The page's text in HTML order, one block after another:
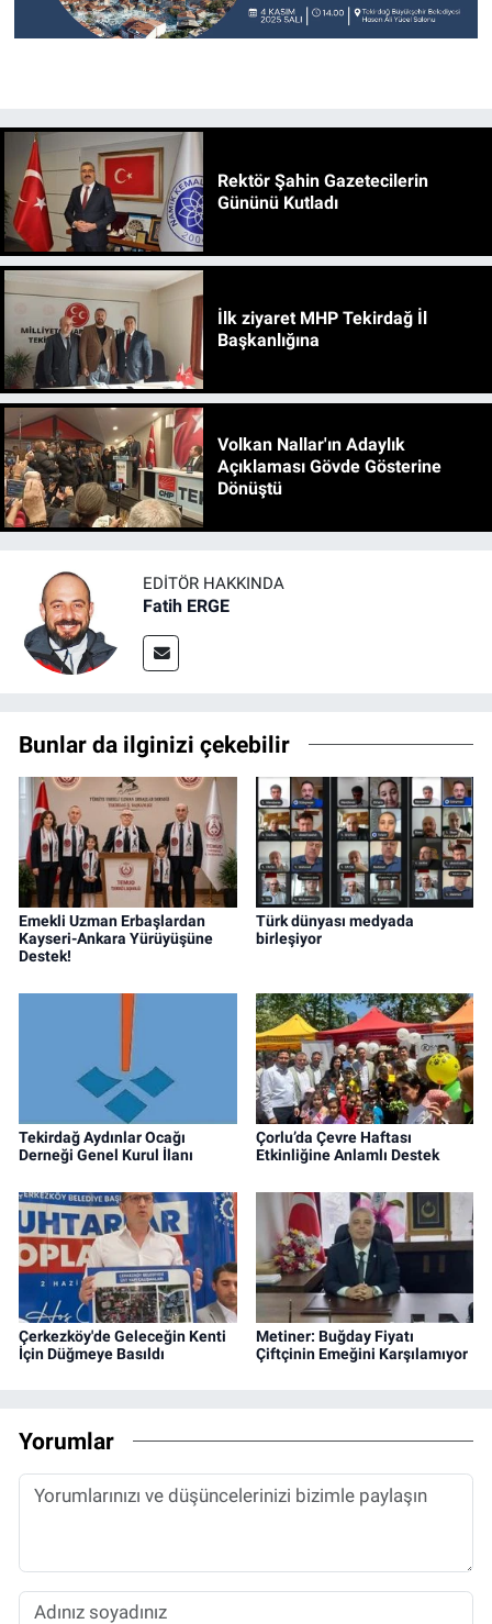
Rektör Şahin Gazetecilerin
Gününü Kutladı
İlk ziyaret MHP Tekirdağ İl
Başkanlığına
Volkan Nallar'ın Adaylık
Açıklaması Gövde Gösterine
Dönüştü
EDITÖR HAKKINDA
Fatih ERGE
Bunlar da ilginizi çekebilir
Emekli Uzman Erbaşlardan
Kayseri-Ankara Yürüyüşüne
Destek!
Türk dünyası medyada
birleşiyor
Tekirdağ Aydınlar Ocağı
Derneği Genel Kurul İlanı
Çorlu’da Çevre Haftası
Etkinliğine Anlamlı Destek
Çerkezköy'de Geleceğin Kenti
İçin Düğmeye Basıldı
Metiner: Buğday Fiyatı
Çiftçinin Emeğini Karşılamıyor
Yorumlar